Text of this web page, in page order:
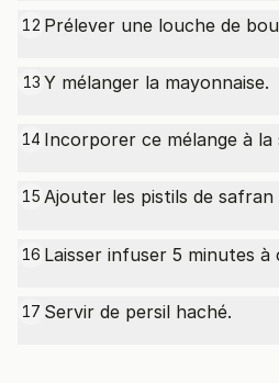
12 Prélever une louche de
13 Y mélanger la mayonnaise.
14 Incorporer ce mélange à la
15 Ajouter les pistils de safran
16 Laisser infuser 5 minutes
17 Servir de persil haché.